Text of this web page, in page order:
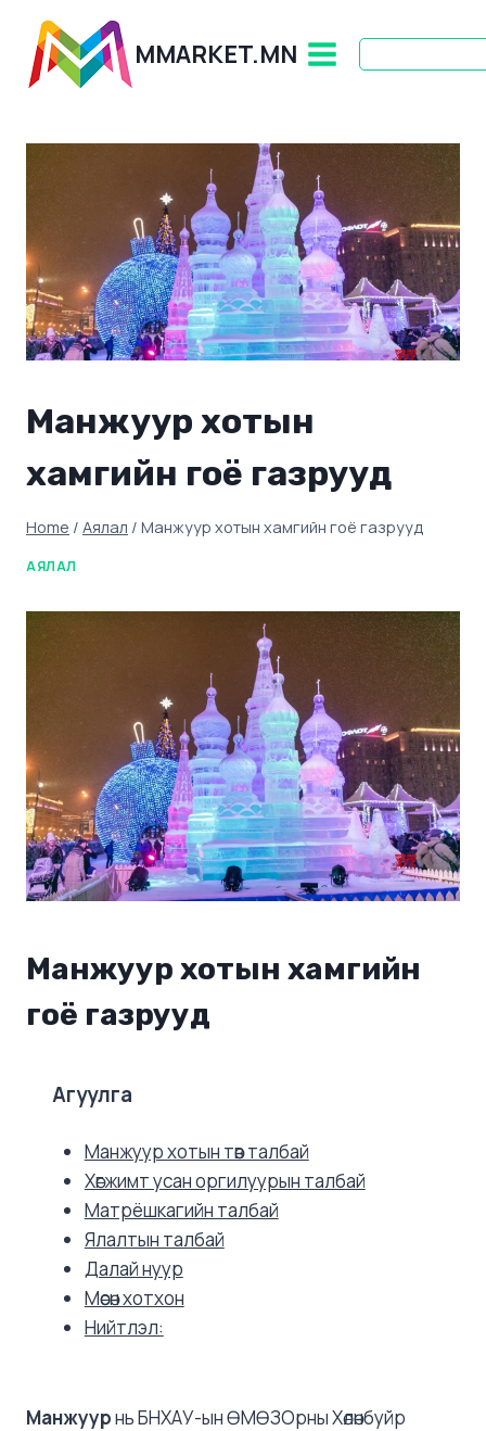
content
MMARKET.MN
Манжуур хотын
хамгийн гоё газрууд
Home / Аялал / Манжуур хотын хамгийн гоё газрууд
АЯЛАЛ
Манжуур хотын хамгийн
гоё газрууд
Агуулга
Манжуур хотын төв талбай
Хөгжимт усан оргилуурын талбай
Матрёшкагийн талбай
Ялалтын талбай
Далай нуур
Мөсөн хотхон
Нийтлэл:
Манжуурнь БНХАУ-ын ӨМӨЗОрны Хөлөнбуйр